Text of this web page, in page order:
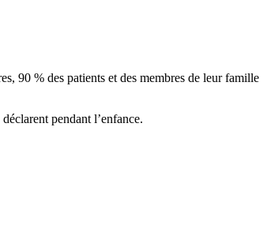
90 % des patients et des membres de leur famille
pendant l’enfance.